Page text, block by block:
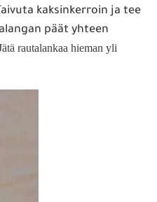
kaksinkerroin ja tee
päät yhteen
rautalankaa hieman yli